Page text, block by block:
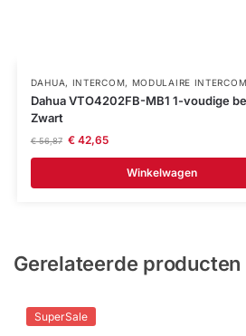
DAHUA, INTERCOM, MODULAIRE INTERCOM
Dahua VTO4202FB-MB1 1-voudige
Zwart
€56,87 €42,65
Winkelwagen
Gerelateerde producten
SuperSale